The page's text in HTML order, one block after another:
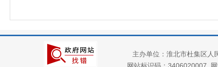
主办单位：淮北市杜集区
网站标识码：3406020007